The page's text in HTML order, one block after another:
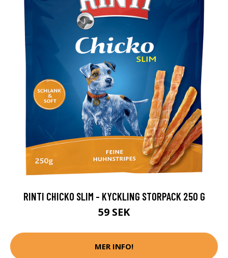
RINTI CHICKO SLIM - KYCKLING STORPACK 250 G
59 SEK
MER INFO!